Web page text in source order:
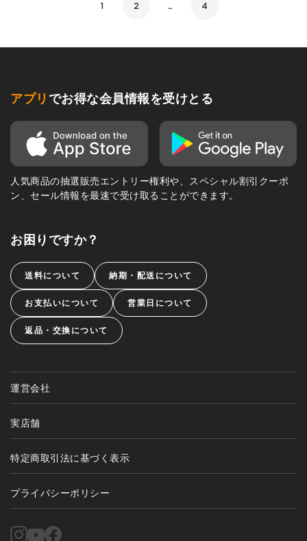
1 2 … 4
アプリ でお得な会員情報を受けとる
人気商品の抽選販売エントリー権利や、スペシャル割引クーポ
ン、セール情報を最速で受け取ることができます。
お困りですか？
送料について 納期・配送について
お支払いについて 営業日について
返品・交換について
運営会社
実店舗
特定商取引法に基づく表示
プライバシーポリシー